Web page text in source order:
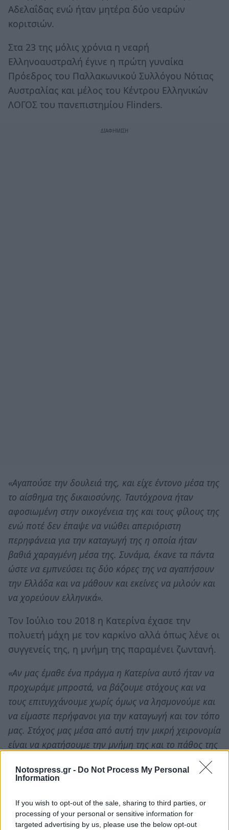
Notospress.gr - Do Not Process My Personal
Information
If you wish to opt-out of the sale, sharing to third parties, or
processing of your personal or sensitive information for
targeted advertising by us, please use the below opt-out
Αδελαΐδας ενώ ήταν μητέρα δύο νεαρών
κοριτσιών.
Στα 23 της μόλις χρόνια η νεαρή
Ελληνοαυστραλή έγινε η πρώτη γυναίκα
Πρόεδρος του Παλλακωνικού Συλλόγου Νότιας
Αυστραλίας και μέλος του Κέντρου Ελληνικών
ΛΟΓΟΣ του πανεπιστημίου Flinders.
«Αγαπούσε την δουλειά της, και είχε έντονο μέσα της
το αίσθημα της δικαιοσύνης. Ταυτόχρονα ήταν
αφοσιωμένη στην οικογένεια της και τους φίλους της
ενώ ποτέ δεν έπαψε να νιώθει απεριόριστη
περηφάνεια για την καταγωγή της η οποία ήταν
βαθιά χαραγμένη μέσα της. Συνάμα, έκανε τα πάντα
ώστε να εμπνεύσει τις δύο κόρες της να αγαπήσουν
την Ελλάδα και να μάθουν και εκείνες να μιλούν και
να χορεύουν ελληνικά».
Τον Ιούλιο του 2018 η Κατερίνα έχασε την
πολυετή μάχη με τον καρκίνο αλλά όπως λένε οι
συγγενείς της, η μνήμη της παραμένει ζωντανή.
«Αν μας έμαθε ένα πράγμα η Κατερίνα αυτό ήταν να
προχωράμε μπροστά, να βάζουμε στόχους και να
τους επιτυγχάνουμε χωρίς όμως να λησμονούμε και
να είμαστε περήφανοι για την καταγωγή και τον τόπο
μας. Στόχος μας μέσα από αυτή την μικρή χειρονομία
είναι να κρατήσουμε την μνήμη της και το πάθος της
για τον ελληνισμό ζωντανά και να εμπνεύσουμε και
άλλα νεαρά παιδιά να αγαπήσουν την Ελλάδα.
Αυτό
Δήμητρα.